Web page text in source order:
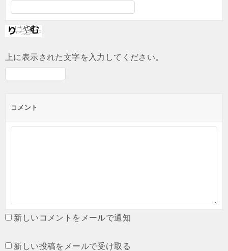
上に表示された文字を入力してください。
コメント
新しいコメントをメールで通知
新しい投稿をメールで受け取る